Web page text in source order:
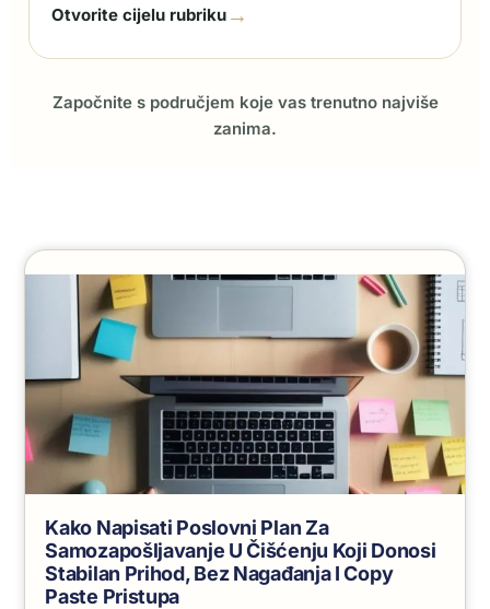
Otvorite cijelu rubriku →
Započnite s područjem koje vas trenutno najviše
zanima.
Kako Napisati Poslovni Plan Za
Samozapošljavanje U Čišćenju Koji Donosi
Stabilan Prihod, Bez Nagađanja I Copy
Paste Pristupa